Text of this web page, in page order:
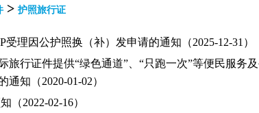
> 护照旅行证
受理因公护照换（补）发申请的通知（2025-12-31）
旅行证件提供“绿色通道”、“只跑一次”等便民服务
知（2020-01-02）
（2022-02-16）